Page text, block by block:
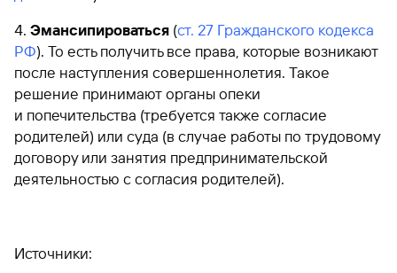
Эмансипироваться (ст. 27 Гражданского кодекса
РФ). То есть получить все права, которые возникают
после наступления совершеннолетия. Такое
решение принимают органы опеки
и попечительства (требуется также согласие
родителей) или суда (в случае работы по трудовому
договору или занятия предпринимательской
деятельностью с согласия родителей).
Источники: